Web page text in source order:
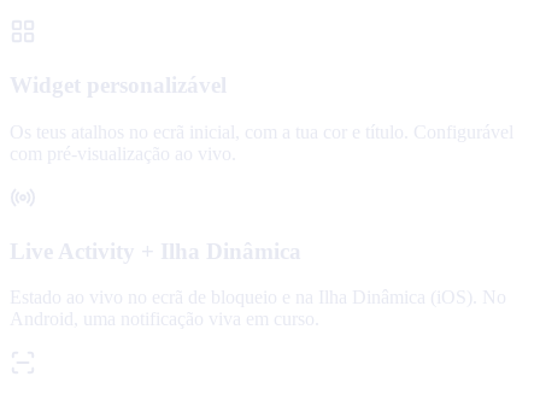
Widget personalizável
Os teus atalhos no ecrã inicial, com a tua cor e título. Configurável
com pré-visualização ao vivo.
Live Activity + Ilha Dinâmica
Estado ao vivo no ecrã de bloqueio e na Ilha Dinâmica (iOS). No
Android, uma notificação viva em curso.